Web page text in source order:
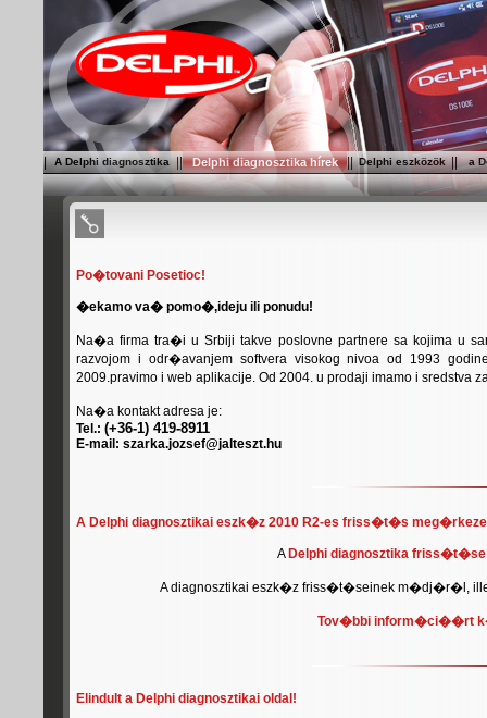
| A Delphi diagnosztika || Delphi diagnosztika hírek || Delphi eszközök || a
Po�tovani Posetioc!
�ekamo va� pomo�,ideju ili ponudu!
Na�a firma tra�i u Srbiji takve poslovne partnere sa kojima u
razvojom i odr�avanjem softvera visokog nivoa od 1993
2009.pravimo i web aplikacije. Od 2004. u prodaji imamo i sredstva
Na�a kontakt adresa je:
Tel.: (+36-1) 419-8911
E-mail: szarka.jozsef@jalteszt.hu
A Delphi diagnosztikai eszk�z 2010 R2-es friss�t�s
A Delphi diagnosztika friss�t�se
A diagnosztikai eszk�z friss�t�seinek m�dj�r�l,
Tov�bbi inform�ci��rt
Elindult a Delphi diagnosztikai oldal!